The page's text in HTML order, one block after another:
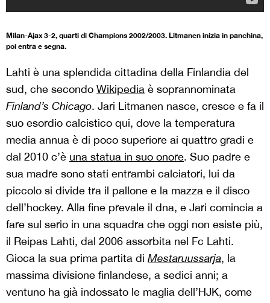
Milan-Ajax 3-2, quarti di Champions 2002/2003. Litmanen inizia in panchina,
poi entra e segna.
Lahti è una splendida cittadina della Finlandia del
sud, che secondo Wikipedia è soprannominata
Finland’s Chicago. Jari Litmanen nasce, cresce e fa il
suo esordio calcistico qui, dove la temperatura
media annua è di poco superiore ai quattro gradi e
dal 2010 c’è una statua in suo onore. Suo padre e
sua madre sono stati entrambi calciatori, lui da
piccolo si divide tra il pallone e la mazza e il disco
dell’hockey. Alla fine prevale il dna, e Jari comincia a
fare sul serio in una squadra che oggi non esiste più,
il Reipas Lahti, dal 2006 assorbita nel Fc Lahti.
Gioca la sua prima partita di Mestaruussarja, la
massima divisione finlandese, a sedici anni; a
ventuno ha già indossato le maglia dell’HJK, come